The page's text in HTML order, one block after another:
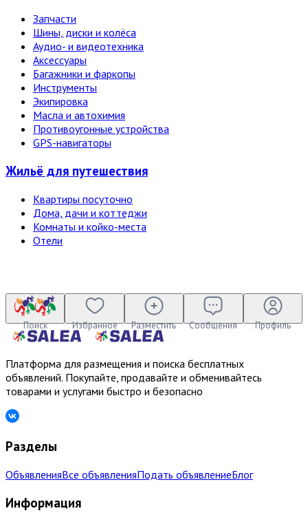
Запчасти
Шины, диски и колёса
Аудио- и видеотехника
Аксессуары
Багажники и фаркопы
Инструменты
Экипировка
Масла и автохимия
Противоугонные устройства
GPS-навигаторы
Жильё для путешествия
Квартиры посуточно
Дома, дачи и коттеджи
Комнаты и койко-места
Отели
Поиск Избранное Разместить Сообщения Профиль
Платформа для размещения и поиска бесплатных
объявлений. Покупайте, продавайте и обменивайтесь
товарами и услугами быстро и безопасно
Разделы
ОбъявленияВсе объявленияПодать объявлениеБлог
Информация